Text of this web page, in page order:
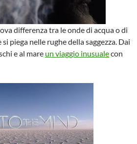
differenza tra le onde di acqua o di
piega nelle rughe della saggezza. Dai
e al mare un viaggio inusualecon